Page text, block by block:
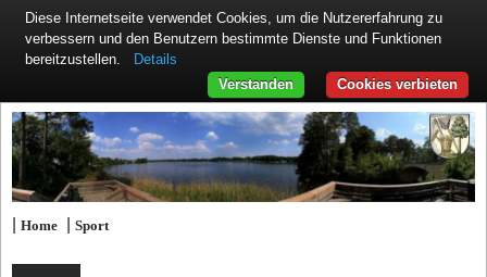
|Home |Sport
Diese Internetseite verwendet Cookies, um die Nutzererfahrung zu
verbessern und den Benutzern bestimmte Dienste und Funktionen
bereitzustellen.
Details
Cookies verbieten
Verstanden